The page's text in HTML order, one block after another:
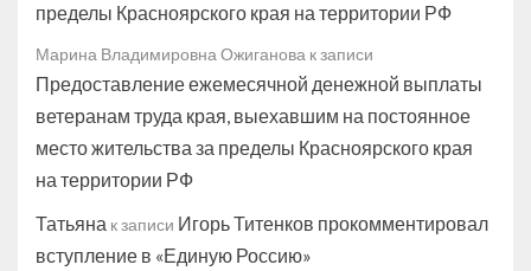
пределы Красноярского края на территории РФ
Марина Владимировна Ожиганова к записи
Предоставление ежемесячной денежной выплаты
ветеранам труда края, выехавшим на постоянное
место жительства за пределы Красноярского края
на территории РФ
Татьяна к записи Игорь Титенков прокомментировал
вступление в «Единую Россию»